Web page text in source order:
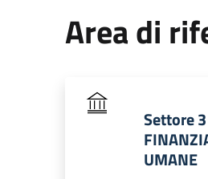
Area di
Settore
UMANE